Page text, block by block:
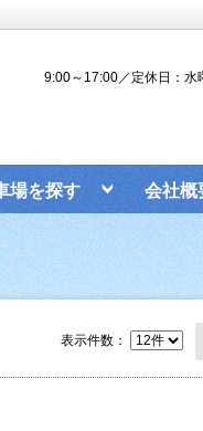
9:00～17:00／定休日：水
場を探す 会社概
表示件数：